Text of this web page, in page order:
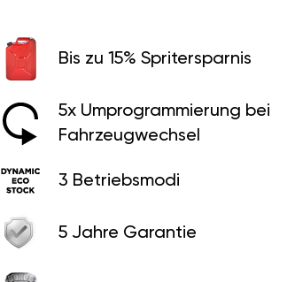
Bis zu 15% Spritersparnis
5x Umprogrammierung bei
Fahrzeugwechsel
3 Betriebsmodi
5 Jahre Garantie